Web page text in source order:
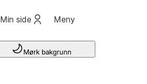
Min side Meny
Mørk bakgrunn